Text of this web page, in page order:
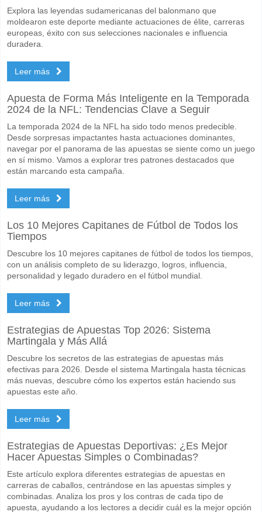
En el lado arriesgado, puede probar el Resultado Correcto de 3-1
Explora las leyendas sudamericanas del balonmano que
moldearon este deporte mediante actuaciones de élite, carreras
europeas, éxito con sus selecciones nacionales e influencia
duradera.
Leer más
Apuesta de Forma Más Inteligente en la Temporada
2024 de la NFL: Tendencias Clave a Seguir
La temporada 2024 de la NFL ha sido todo menos predecible.
Desde sorpresas impactantes hasta actuaciones dominantes,
navegar por el panorama de las apuestas se siente como un juego
en sí mismo. Vamos a explorar tres patrones destacados que
están marcando esta campaña.
Leer más
Los 10 Mejores Capitanes de Fútbol de Todos los
Tiempos
Descubre los 10 mejores capitanes de fútbol de todos los tiempos,
con un análisis completo de su liderazgo, logros, influencia,
personalidad y legado duradero en el fútbol mundial.
Leer más
Estrategias de Apuestas Top 2026: Sistema
Martingala y Más Allá
Descubre los secretos de las estrategias de apuestas más
efectivas para 2026. Desde el sistema Martingala hasta técnicas
más nuevas, descubre cómo los expertos están haciendo sus
apuestas este año.
Leer más
Estrategias de Apuestas Deportivas: ¿Es Mejor
Hacer Apuestas Simples o Combinadas?
Este artículo explora diferentes estrategias de apuestas en
carreras de caballos, centrándose en las apuestas simples y
combinadas. Analiza los pros y los contras de cada tipo de
apuesta, ayudando a los lectores a decidir cuál es la mejor opción